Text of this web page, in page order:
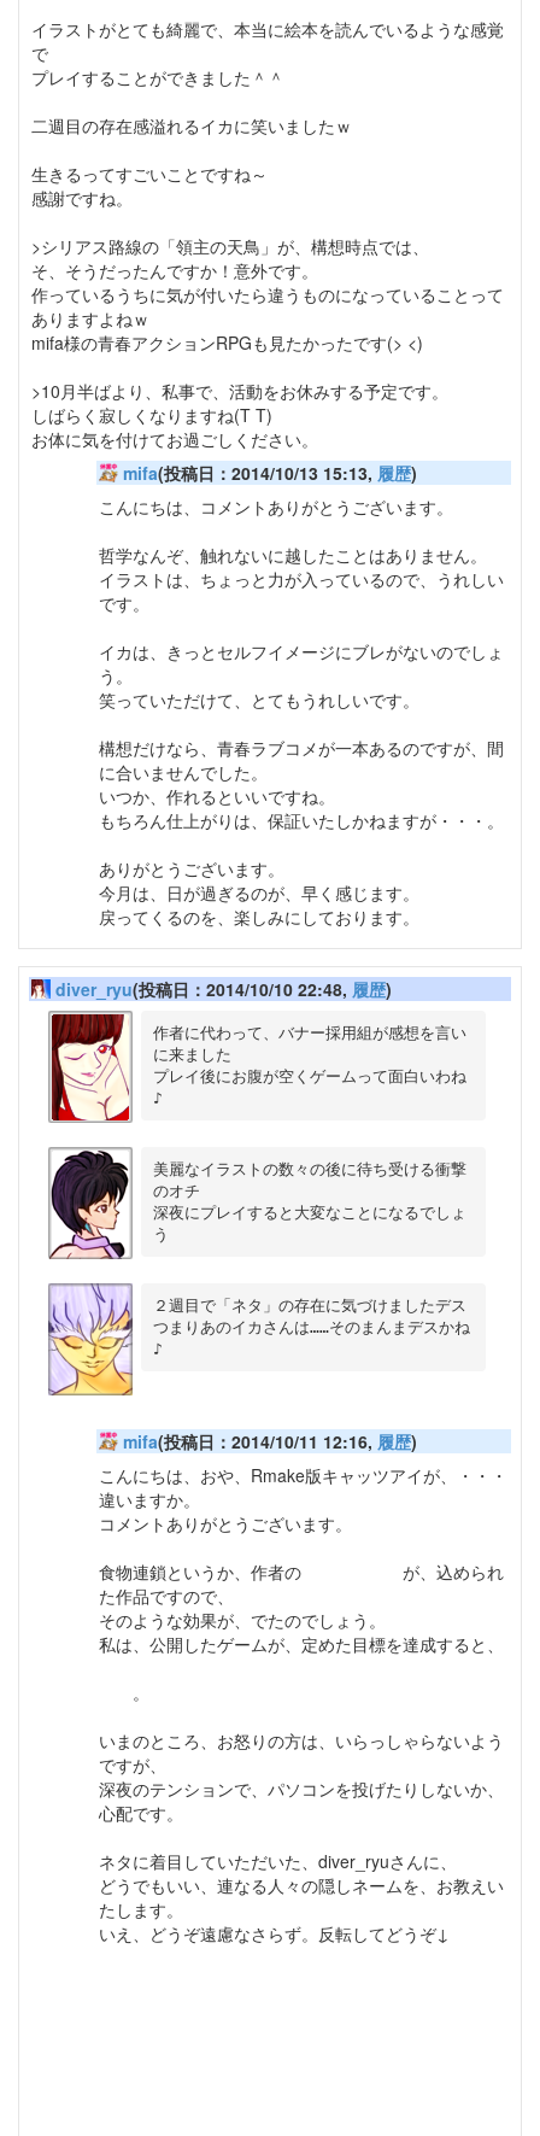
イラストがとても綺麗で、本当に絵本を読んでいるような感覚
で
プレイすることができました＾＾
二週目の存在感溢れるイカに笑いましたｗ
生きるってすごいことですね～
感謝ですね。
>シリアス路線の「領主の天鳥」が、構想時点では、
そ、そうだったんですか！意外です。
作っているうちに気が付いたら違うものになっていることって
ありますよねｗ
mifa様の青春アクションRPGも見たかったです(> <)
>10月半ばより、私事で、活動をお休みする予定です。
しばらく寂しくなりますね(T T)
お体に気を付けてお過ごしください。
mifa(投稿日：2014/10/13 15:13, 履歴)
こんにちは、コメントありがとうございます。
哲学なんぞ、触れないに越したことはありません。
イラストは、ちょっと力が入っているので、うれしい
です。
イカは、きっとセルフイメージにブレがないのでしょ
う。
笑っていただけて、とてもうれしいです。
構想だけなら、青春ラブコメが一本あるのですが、間
に合いませんでした。
いつか、作れるといいですね。
もちろん仕上がりは、保証いたしかねますが・・・。
ありがとうございます。
今月は、日が過ぎるのが、早く感じます。
戻ってくるのを、楽しみにしております。
diver_ryu(投稿日：2014/10/10 22:48, 履歴)
作者に代わって、バナー採用組が感想を言い
に来ました
プレイ後にお腹が空くゲームって面白いわね
美麗なイラストの数々の後に待ち受ける衝撃
のオチ
深夜にプレイすると大変なことになるでしょ
２週目で「ネタ」の存在に気づけましたデス
つまりあのイカさんは……そのまんまデスかね
mifa(投稿日：2014/10/11 12:16, 履歴)
こんにちは、おや、Rmake版キャッツアイが、・・・
違いますか。
コメントありがとうございます。
食物連鎖というか、作者の
が、込められ
た作品ですので、
そのような効果が、でたのでしょう。
私は、公開したゲームが、定めた目標を達成すると、
。
いまのところ、お怒りの方は、いらっしゃらないよう
ですが、
深夜のテンションで、パソコンを投げたりしないか、
心配です。
ネタに着目していただいた、diver_ryuさんに、
どうでもいい、連なる人々の隠しネームを、お教えい
たします。
いえ、どうぞ遠慮なさらず。反転してどうぞ↓